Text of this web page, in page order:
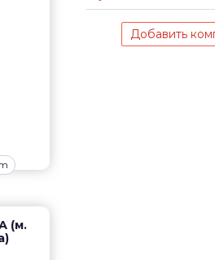
(м.
Добавить